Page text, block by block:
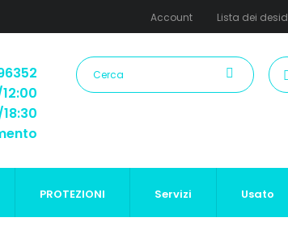
Account Lista dei
PROTEZIONI Servizi Usato